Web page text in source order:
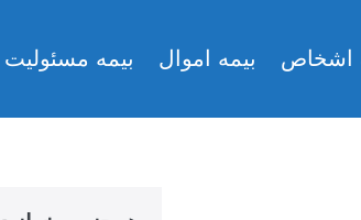
اشخاص بیمه اموال بیمه مسئولیت